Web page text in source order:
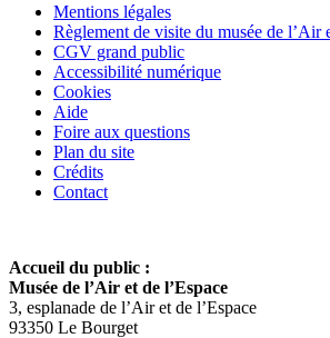
Mentions légales
Règlement de visite du musée de l’Air
CGV grand public
Accessibilité numérique
Cookies
Aide
Foire aux questions
Plan du site
Crédits
Contact
Accueil du public :
Musée de l’Air et de l’Espace
3, esplanade de l’Air et de l’Espace
93350 Le Bourget